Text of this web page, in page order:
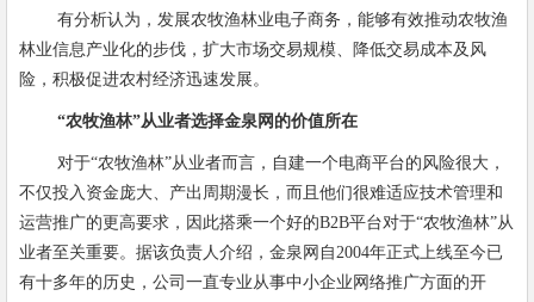
有分析认为，发展农牧渔林业电子商务，能够有效推动农牧渔
林业信息产业化的步伐，扩大市场交易规模、降低交易成本及风
险，积极促进农村经济迅速发展。
“农牧渔林”从业者选择金泉网的价值所在
对于“农牧渔林”从业者而言，自建一个电商平台的风险很大，
不仅投入资金庞大、产出周期漫长，而且他们很难适应技术管理和
运营推广的更高要求，因此搭乘一个好的B2B平台对于“农牧渔林”从
业者至关重要。据该负责人介绍，金泉网自2004年正式上线至今已
有十多年的历史，公司一直专业从事中小企业网络推广方面的开